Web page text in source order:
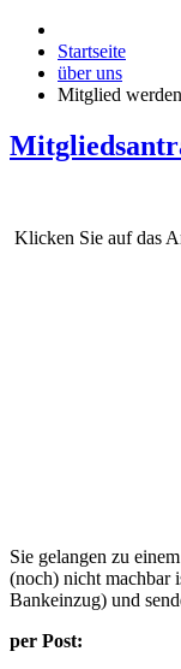
Startseite
über uns
Mitglied werden
Klicken Sie auf das
Sie gelangen zu
(noch) nicht machbar
Bankeinzug) und
per Post: